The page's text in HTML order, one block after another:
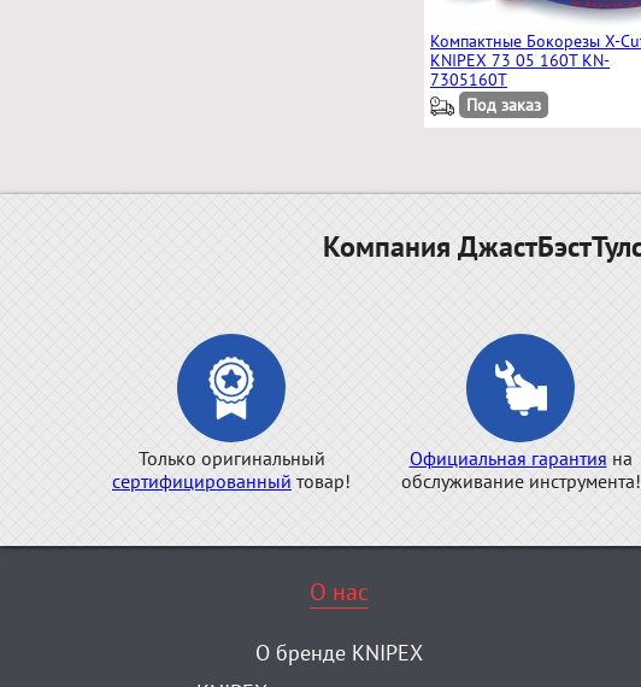
Компактные Бокорезы X-
KNIPEX 73 05 160T KN-
7305160T
Под заказ
Компания
Только оригинальный
сертифицированный товар!
Официальная гарантия на
обслуживание инструмента!
О нас
О бренде KNIPEX